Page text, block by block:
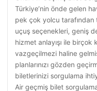
Türkiye’nin önde gelen
pek çok yolcu
uçuş seçenekleri, geniş
hizmet anlayışı ile birçok
vazgeçilmezi haline
planlarınızı gözden
biletlerinizi sorgulama
Air geçmiş bilet